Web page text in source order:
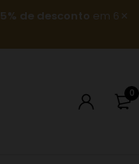
5% de desconto em 6
0